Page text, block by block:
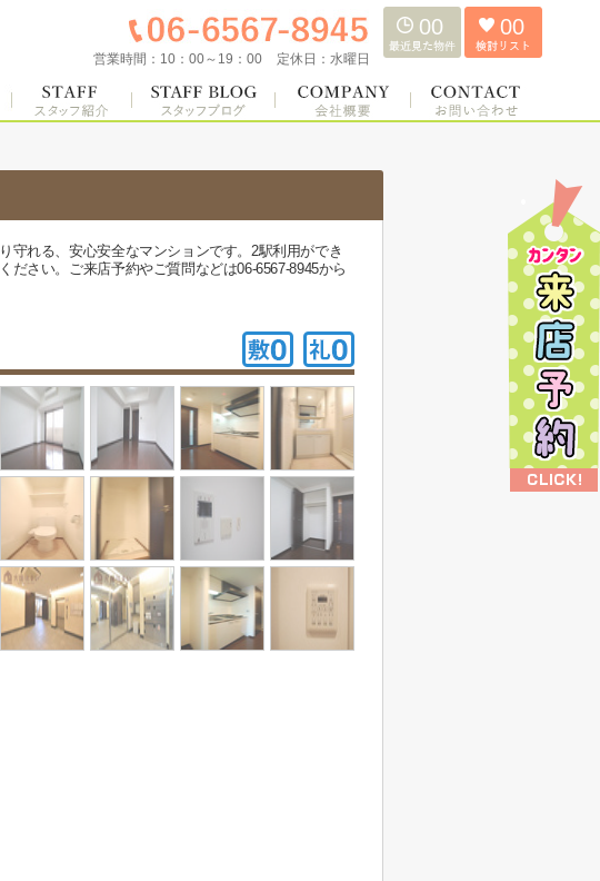
営業時間： 10：00～19：00 定休日： 水曜日
00 00
守れる、安心安全なマンションです。2駅利用ができ
さい。ご来店予約やご質問などは06-6567-8945から